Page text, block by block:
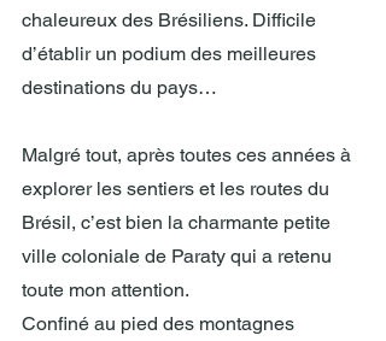
chaleureux des Brésiliens. Difficile
d’établir un podium des meilleures
destinations du pays…
Malgré tout, après toutes ces années à
explorer les sentiers et les routes du
Brésil, c’est bien la charmante petite
ville coloniale de Paraty qui a retenu
toute mon attention.
Confiné au pied des montagnes